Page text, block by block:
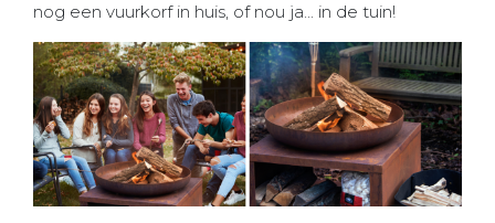
nog een vuurkorf in huis, of nou ja... in de tuin!